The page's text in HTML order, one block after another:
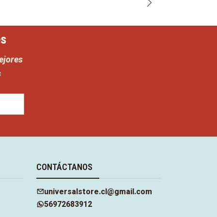
CONTÁCTANOS
universalstore.cl@gmail.com
56972683912